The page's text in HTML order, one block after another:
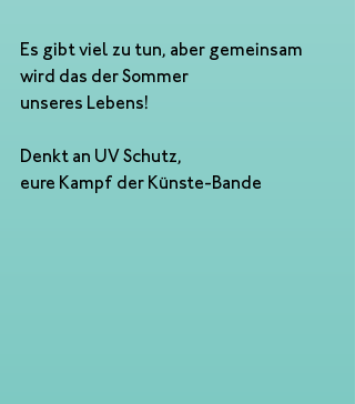
Es gibt viel zu tun, aber gemeinsam
wird das der Sommer
unseres Lebens!
Denkt an UV Schutz,
eure Kampf der Künste-Bande